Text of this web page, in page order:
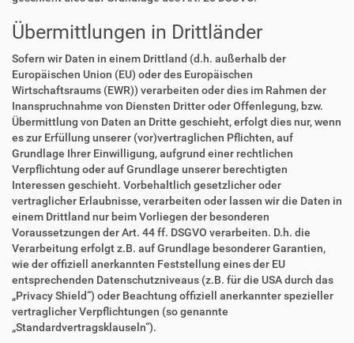
Übermittlungen in Drittländer
Sofern wir Daten in einem Drittland (d.h. außerhalb der
Europäischen Union (EU) oder des Europäischen
Wirtschaftsraums (EWR)) verarbeiten oder dies im Rahmen der
Inanspruchnahme von Diensten Dritter oder Offenlegung, bzw.
Übermittlung von Daten an Dritte geschieht, erfolgt dies nur, wenn
es zur Erfüllung unserer (vor)vertraglichen Pflichten, auf
Grundlage Ihrer Einwilligung, aufgrund einer rechtlichen
Verpflichtung oder auf Grundlage unserer berechtigten
Interessen geschieht. Vorbehaltlich gesetzlicher oder
vertraglicher Erlaubnisse, verarbeiten oder lassen wir die Daten in
einem Drittland nur beim Vorliegen der besonderen
Voraussetzungen der Art. 44 ff. DSGVO verarbeiten. D.h. die
Verarbeitung erfolgt z.B. auf Grundlage besonderer Garantien,
wie der offiziell anerkannten Feststellung eines der EU
entsprechenden Datenschutzniveaus (z.B. für die USA durch das
„Privacy Shield“) oder Beachtung offiziell anerkannter spezieller
vertraglicher Verpflichtungen (so genannte
„Standardvertragsklauseln“).